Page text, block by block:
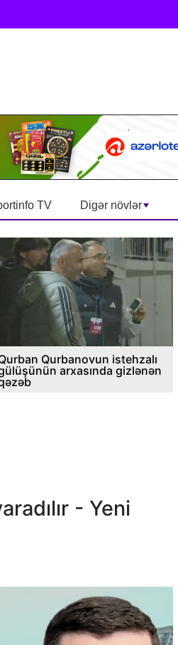
TV Digər növlər
Qurbanovun istehzalı
arxasında gizlənən
- Yeni